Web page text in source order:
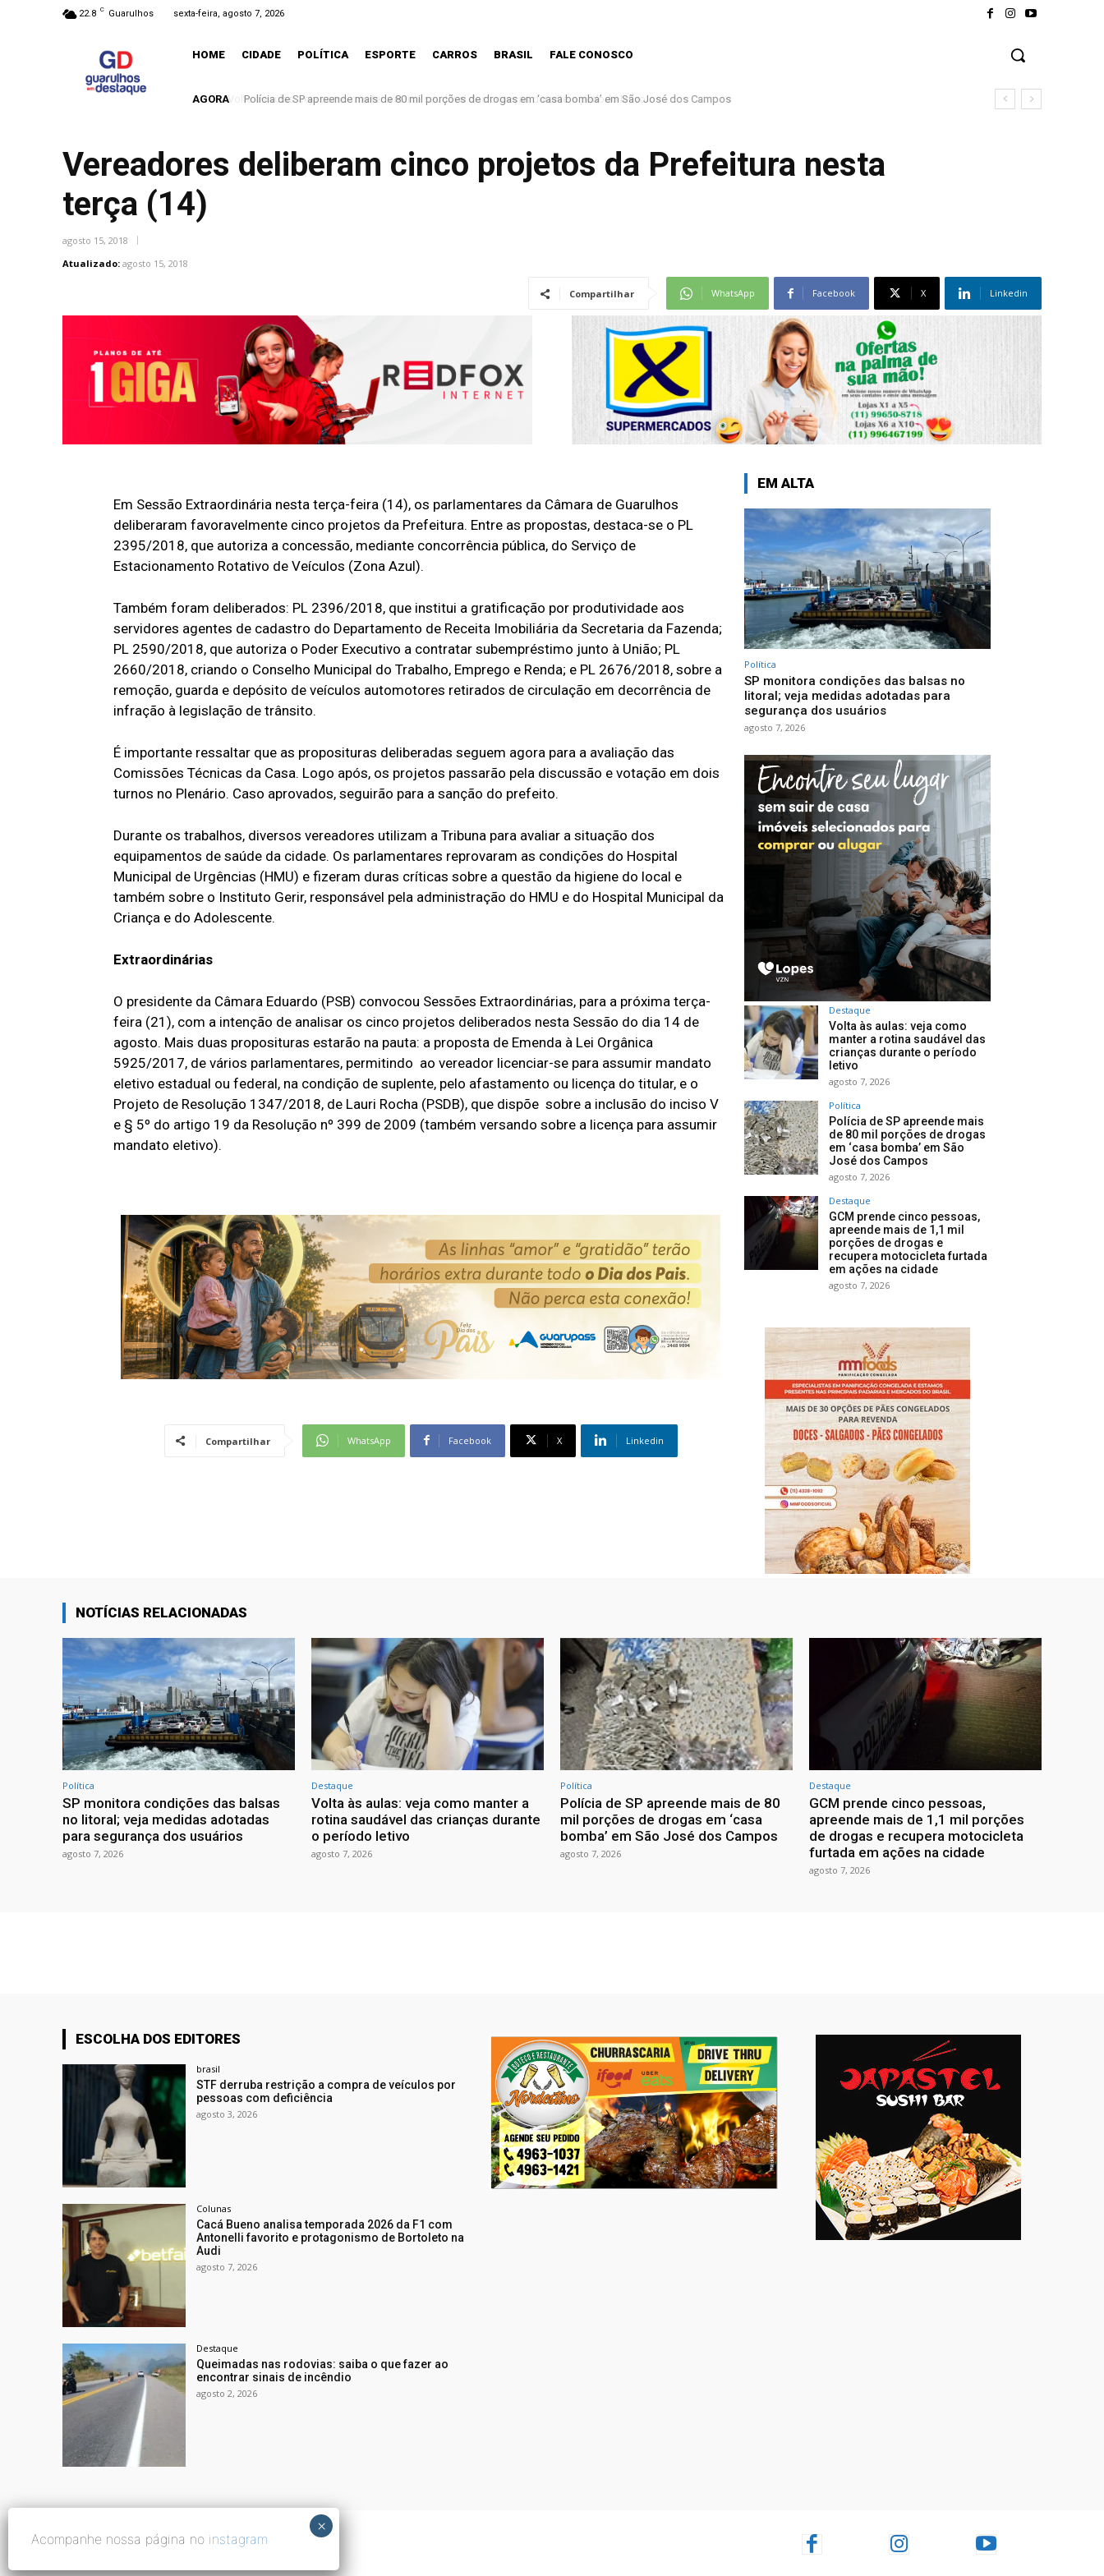
22.8 C Guarulhos sexta-feira, agosto 7, 2026
HOME CIDADE POLÍTICA ESPORTE CARROS BRASIL FALE CONOSCO
AGORA Polícia de SP apreende mais de 80 mil porções de drogas em ‘casa bomba’ em São José dos Campos
Vereadores deliberam cinco projetos da Prefeitura nesta
terça (14)
agosto 15, 2018
Atualizado: agosto 15, 2018
Compartilhar WhatsApp Facebook X Linkedin
Em Sessão Extraordinária nesta terça-feira (14), os parlamentares da Câmara de Guarulhos
deliberaram favoravelmente cinco projetos da Prefeitura. Entre as propostas, destaca-se o PL
2395/2018, que autoriza a concessão, mediante concorrência pública, do Serviço de
Estacionamento Rotativo de Veículos (Zona Azul).
Também foram deliberados: PL 2396/2018, que institui a gratificação por produtividade aos
servidores agentes de cadastro do Departamento de Receita Imobiliária da Secretaria da Fazenda;
PL 2590/2018, que autoriza o Poder Executivo a contratar subempréstimo junto à União; PL
2660/2018, criando o Conselho Municipal do Trabalho, Emprego e Renda; e PL 2676/2018, sobre a
remoção, guarda e depósito de veículos automotores retirados de circulação em decorrência de
infração à legislação de trânsito.
É importante ressaltar que as proposituras deliberadas seguem agora para a avaliação das
Comissões Técnicas da Casa. Logo após, os projetos passarão pela discussão e votação em dois
turnos no Plenário. Caso aprovados, seguirão para a sanção do prefeito.
Durante os trabalhos, diversos vereadores utilizam a Tribuna para avaliar a situação dos
equipamentos de saúde da cidade. Os parlamentares reprovaram as condições do Hospital
Municipal de Urgências (HMU) e fizeram duras críticas sobre a questão da higiene do local e
também sobre o Instituto Gerir, responsável pela administração do HMU e do Hospital Municipal da
Criança e do Adolescente.
Extraordinárias
O presidente da Câmara Eduardo (PSB) convocou Sessões Extraordinárias, para a próxima terça-
feira (21), com a intenção de analisar os cinco projetos deliberados nesta Sessão do dia 14 de
agosto. Mais duas proposituras estarão na pauta: a proposta de Emenda à Lei Orgânica
5925/2017, de vários parlamentares, permitindo ao vereador licenciar-se para assumir mandato
eletivo estadual ou federal, na condição de suplente, pelo afastamento ou licença do titular, e o
Projeto de Resolução 1347/2018, de Lauri Rocha (PSDB), que dispõe sobre a inclusão do inciso V
e § 5º do artigo 19 da Resolução nº 399 de 2009 (também versando sobre a licença para assumir
mandato eletivo).
Compartilhar WhatsApp Facebook X Linkedin
EM ALTA
Política
SP monitora condições das balsas no
litoral; veja medidas adotadas para
segurança dos usuários
agosto 7, 2026
Destaque
Volta às aulas: veja como
manter a rotina saudável das
crianças durante o período
letivo
agosto 7, 2026
Política
Polícia de SP apreende mais
de 80 mil porções de drogas
em ‘casa bomba’ em São
José dos Campos
agosto 7, 2026
Destaque
GCM prende cinco pessoas,
apreende mais de 1,1 mil
porções de drogas e
recupera motocicleta furtada
em ações na cidade
agosto 7, 2026
NOTÍCIAS RELACIONADAS
Política
SP monitora condições das balsas
no litoral; veja medidas adotadas
para segurança dos usuários
agosto 7, 2026
Destaque
Volta às aulas: veja como manter a
rotina saudável das crianças durante
o período letivo
agosto 7, 2026
Política
Polícia de SP apreende mais de 80
mil porções de drogas em ‘casa
bomba’ em São José dos Campos
agosto 7, 2026
Destaque
GCM prende cinco pessoas,
apreende mais de 1,1 mil porções
de drogas e recupera motocicleta
furtada em ações na cidade
agosto 7, 2026
ESCOLHA DOS EDITORES
brasil
STF derruba restrição a compra de veículos por
pessoas com deficiência
agosto 3, 2026
Colunas
Cacá Bueno analisa temporada 2026 da F1 com
Antonelli favorito e protagonismo de Bortoleto na
Audi
agosto 7, 2026
Destaque
Queimadas nas rodovias: saiba o que fazer ao
encontrar sinais de incêndio
agosto 2, 2026
Acompanhe nossa página no instagram